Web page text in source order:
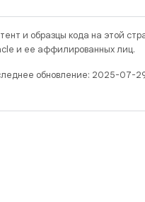
и образцы кода на этой
и ее аффилированных лиц.
обновление: 2025-07-